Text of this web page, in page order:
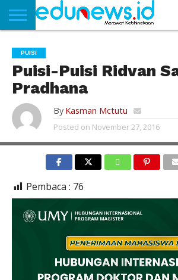
NEWS
EDUNEWS
LITERASI
PUSTAKA
SOSOK
TEKNO
KHASANAH
SASTRA
PUISI
Puisi-Puisi Ridvan
Pradhana
By Kasman Mctutu
Posted on November 27, 2016
Pembaca : 76